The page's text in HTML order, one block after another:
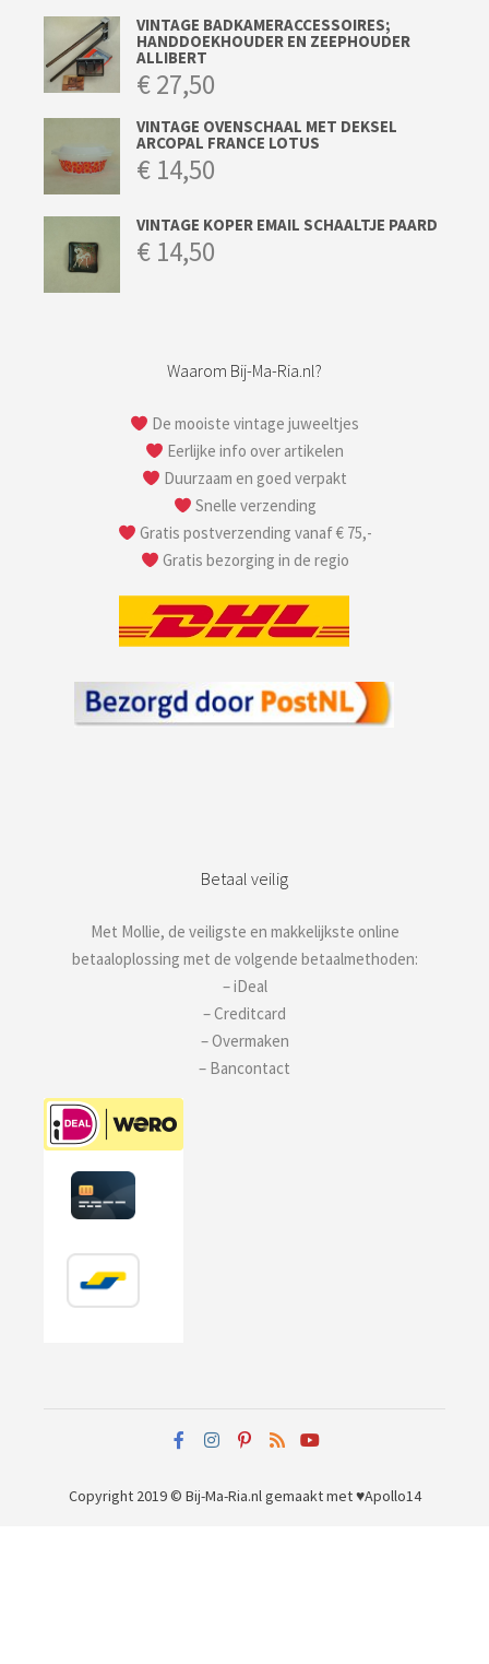
VINTAGE BADKAMERACCESSOIRES;
HANDDOEKHOUDER EN ZEEPHOUDER
ALLIBERT
€27,50
VINTAGE OVENSCHAAL MET DEKSEL
ARCOPAL FRANCE LOTUS
€ 14,50
VINTAGE KOPER EMAIL SCHAALTJE PAARD
€ 14,50
Waarom Bij-Ma-Ria.nl?
De mooiste vintage juweeltjes
Eerlijke info over artikelen
Duurzaam en goed verpakt
Snelle verzending
Gratis postverzending vanaf € 75,-
Gratis bezorging in de regio
Betaal veilig
Met Mollie, de veiligste en makkelijkste online
betaaloplossing met de volgende betaalmethoden:
– iDeal
– Creditcard
– Overmaken
– Bancontact
Copyright 2019 © Bij-Ma-Ria.nlgemaakt met ♥Apollo14